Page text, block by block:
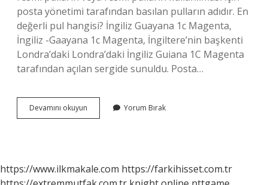
posta yönetimi tarafından basılan pulların adıdır. En
değerli pul hangisi? İngiliz Guayana 1c Magenta,
İngiliz -Gaayana 1c Magenta, İngiltere’nin başkenti
Londra’daki Londra’daki İngiliz Guiana 1C Magenta
tarafından açılan sergide sunuldu. Posta…
Devamını okuyun
Hala
Yorum Bırak
https://www.ilkmakale.com https://farkihisset.com.tr